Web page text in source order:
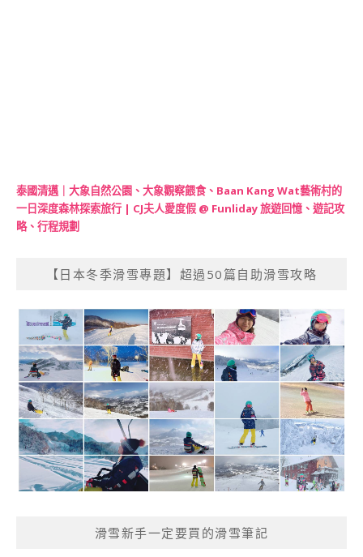
泰國清邁｜大象自然公園、大象觀察餵食、Baan Kang Wat藝術村的
一日深度森林探索旅行 | CJ夫人愛度假 @ Funliday 旅遊回憶、遊記攻
略、行程規劃
【日本冬季滑雪專題】超過50篇自助滑雪攻略
滑雪新手一定要買的滑雪筆記